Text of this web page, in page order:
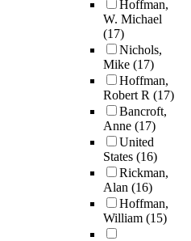
Hoffman,
W. Michael
(17)
Nichols,
Mike (17)
Hoffman,
Robert R (17)
Bancroft,
Anne (17)
United
States (16)
Rickman,
Alan (16)
Hoffman,
William (15)